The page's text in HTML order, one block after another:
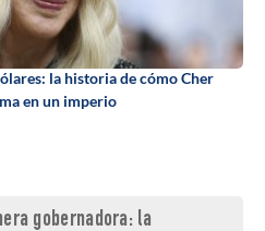
la historia de cómo Cher
en un imperio
gobernadora: la